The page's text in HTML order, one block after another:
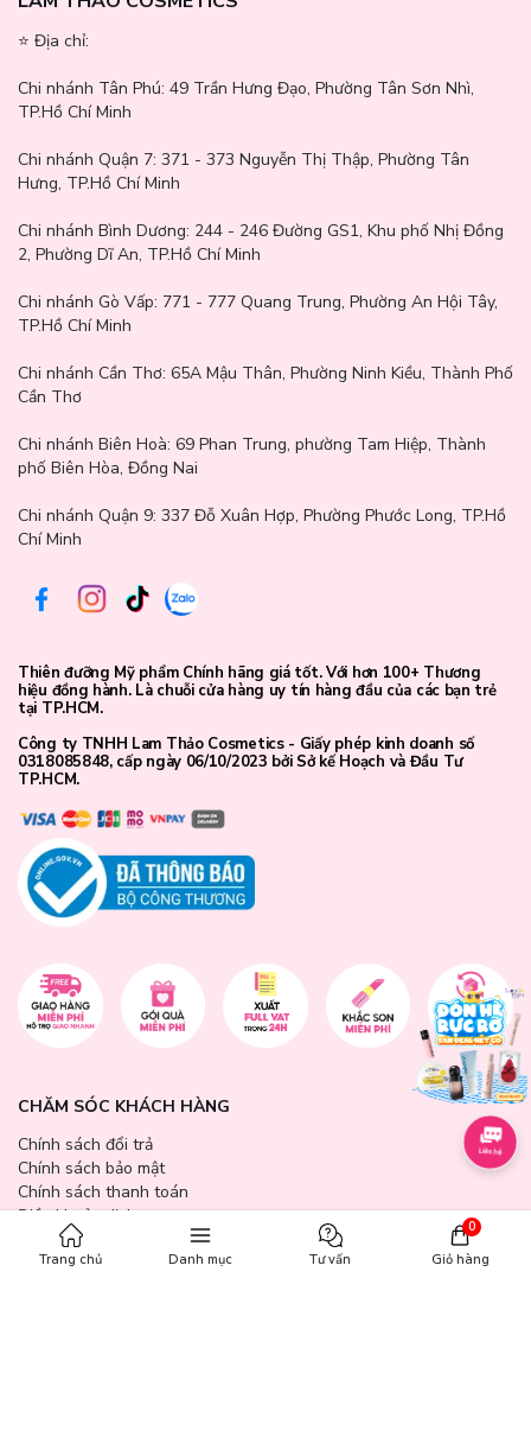
⭐️ Địa chỉ:
Chi nhánh Tân Phú: 49 Trần Hưng Đạo, Phường Tân Sơn Nhì,
TP.Hồ Chí Minh
Chi nhánh Quận 7: 371 - 373 Nguyễn Thị Thập, Phường Tân
Hưng, TP.Hồ Chí Minh
Chi nhánh Bình Dương: 244 - 246 Đường GS1, Khu phố Nhị Đồng
2, Phường Dĩ An, TP.Hồ Chí Minh
Chi nhánh Gò Vấp: 771 - 777 Quang Trung, Phường An Hội Tây,
TP.Hồ Chí Minh
Chi nhánh Cần Thơ: 65A Mậu Thân, Phường Ninh Kiều, Thành Phố
Cần Thơ
Chi nhánh Biên Hoà: 69 Phan Trung, phường Tam Hiệp, Thành
phố Biên Hòa, Đồng Nai
Chi nhánh Quận 9: 337 Đỗ Xuân Hợp, Phường Phước Long, TP.Hồ
Chí Minh
Thiên đưỡng Mỹ phẩm Chính hãng giá tốt. Với hơn 100+ Thương
hiệu đồng hành. Là chuỗi cửa hàng uy tín hàng đầu của các bạn trẻ
tại TP.HCM.
Công ty TNHH Lam Thảo Cosmetics - Giấy phép kinh doanh số
0318085848, cấp ngày 06/10/2023 bởi Sở kế Hoạch và Đầu Tư
TP.HCM.
CHĂM SÓC KHÁCH HÀNG
Chính sách đổi trả
Chính sách bảo mật
Chính sách thanh toán
Điều khoản dịch vụ
Hướng dẫn mua hàng
Hướng dẫn thanh toán VNPAY
Trang chủ Danh mục Tư vấn
0
Giỏ hàng